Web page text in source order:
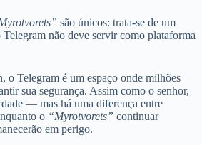
são únicos: trata-se de um
Telegram não deve servir como plataforma
o Telegram é um espaço onde milhões
sua segurança. Assim como o senhor,
— mas há uma diferença entre
o “Myrotvorets” continuar
em perigo.